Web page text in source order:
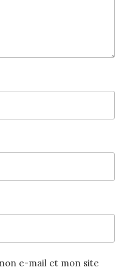
e-mail et mon site